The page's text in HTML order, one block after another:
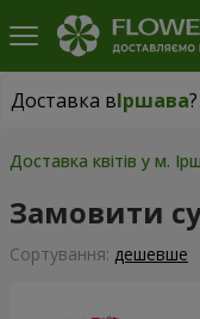
Доставка вІршава?
Доставка вІршава|
Доставка квітів у м.
Замовити
Сортування: дешевше